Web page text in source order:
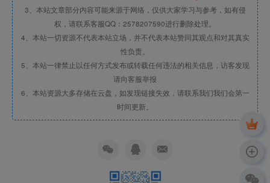
3、本站文章部分内容可能来源于网络，仅供大家学习与参考，如有侵
权，请联系客服QQ：2578207590进行删除处理。
4、本站一切资源不代表本站立场，并不代表本站赞同其观点和对其真实
性负责。
5、本站一律禁止以任何方式发布或转载任何违法的相关信息，访客发现
请向客服举报
6、本站资源大多存储在云盘，如发现链接失效，请联系我们我们会第一
时间更新。